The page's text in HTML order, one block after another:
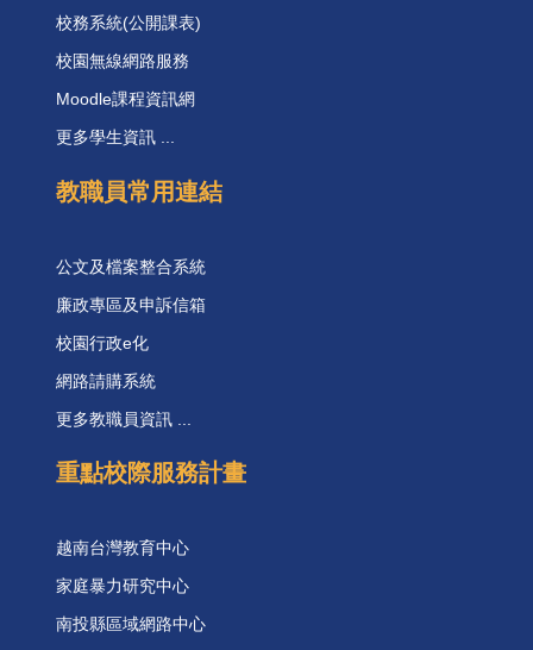
校務系統(公開課表)
校園無線網路服務
Moodle課程資訊網
更多學生資訊 ...
教職員常用連結
公文及檔案整合系統
廉政專區及申訴信箱
校園行政e化
網路請購系統
更多教職員資訊 ...
重點校際服務計畫
越南台灣教育中心
家庭暴力研究中心
南投縣區域網路中心